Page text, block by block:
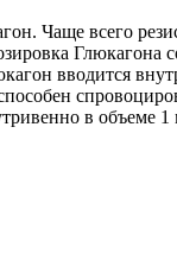
Чаще всего
Глюкагона
вводится
в объеме